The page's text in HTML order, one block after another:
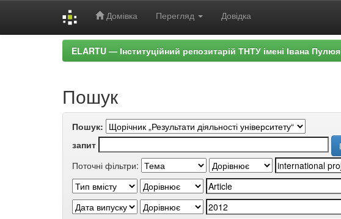
Домівка Перегляд Довідка
ELARTU — Інституційний репозитарій ТНТУ імені Івана Пулюя
Пошук
Пошук:
запит
Поточні фільтри: